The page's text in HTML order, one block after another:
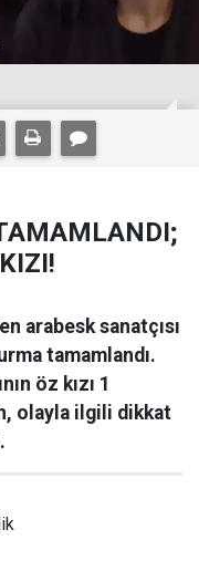
arabesk sanatçısı
tamamlandı.
öz kızı 1
olayla ilgili dikkat